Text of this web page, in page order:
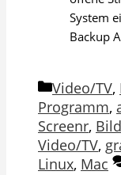
System
Backup
Video/TV,
Programm,
Screenr,
Video/TV,
Linux, Mac